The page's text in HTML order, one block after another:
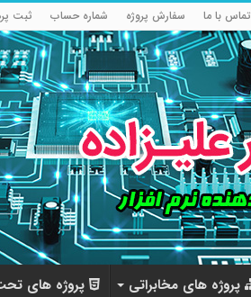
تماس با ما سفارش پروژه شماره حساب ثبت
پروژه های مخابراتی پروژه های